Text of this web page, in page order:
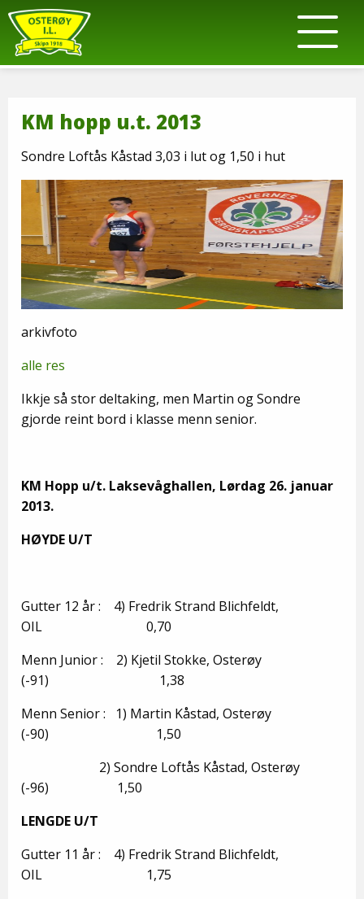
KM hopp u.t. 2013
Sondre Loftås Kåstad 3,03 i lut og 1,50 i hut
arkivfoto
alle res
Ikkje så stor deltaking, men Martin og Sondre
gjorde reint bord i klasse menn senior.
KM Hopp u/t. Laksevåghallen, Lørdag 26. januar
2013.
HØYDE U/T
Gutter 12 år : 4) Fredrik Strand Blichfeldt,
OIL 0,70
Menn Junior : 2) Kjetil Stokke, Osterøy
(-91) 1,38
Menn Senior : 1) Martin Kåstad, Osterøy
(-90) 1,50
2) Sondre Loftås Kåstad, Osterøy
(-96) 1,50
LENGDE U/T
Gutter 11 år : 4) Fredrik Strand Blichfeldt,
OIL 1,75